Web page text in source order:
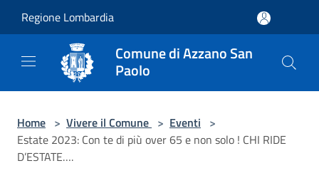
Regione Lombardia
Comune di Azzano San
Paolo
Home > Vivere il Comune > Eventi >
Estate 2023: Con te di più over 65 e non solo ! CHI RIDE
D’ESTATE….